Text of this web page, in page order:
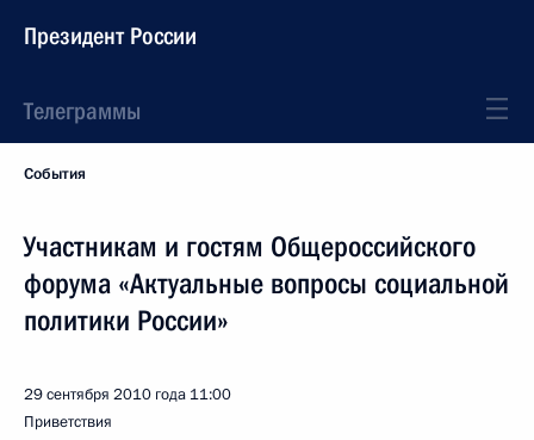
Президент России
Телеграммы
События
Участникам и гостям Общероссийского
форума «Актуальные вопросы социальной
политики России»
29 сентября 2010 года 11:00
Приветствия